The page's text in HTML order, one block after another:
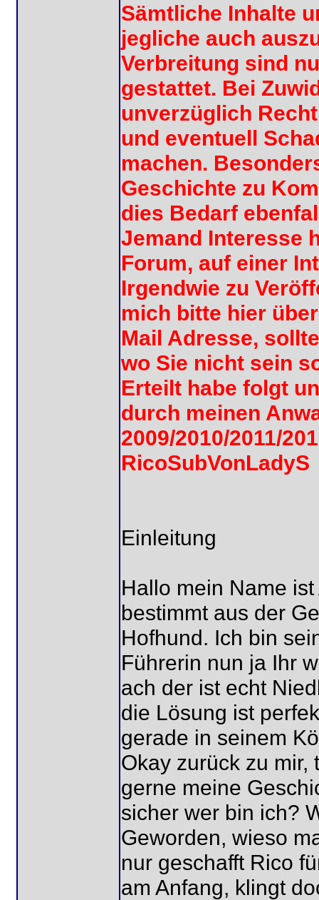
Sämtliche Inhalte
jegliche auch
Verbreitung sind
gestattet. Bei
unverzüglich
und eventuell
machen.
Geschichte zu
dies Bedarf
Jemand Interesse
Forum, auf einer
Irgendwie zu
mich bitte hier
Mail Adresse,
wo Sie nicht sein
Erteilt habe folgt
durch meinen
2009/2010/2011/
RicoSubVonLadyS
Einleitung
Hallo mein Name
bestimmt aus der
Hofhund. Ich bin
Führerin nun ja Ihr
ach der ist echt
die Lösung ist
gerade in seinem
Okay zurück zu
gerne meine
sicher wer bin ich?
Geworden, wieso
nur geschafft Rico
am Anfang, klingt